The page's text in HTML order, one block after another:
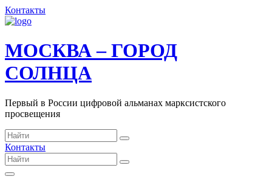
Контакты
МОСКВА – ГОРОД
СОЛНЦА
Первый в России цифровой альманах марксистского
просвещения
Контакты